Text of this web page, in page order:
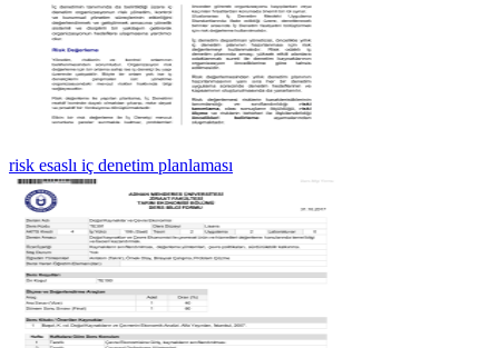
risk esaslı iç denetim planlaması